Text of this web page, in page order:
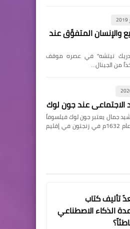
والإنسان المتفوِّق عند
نيتشه" في عصره موقف
من الجينال…
الاجتماعي عند جون لوك
جمال يعتبر جون لوك فيلسوفاً
تجريبياً ومفكّراً سياسياً، ولد في عام 1632م في زنجتون في إقليم
تأليف كتاب
الذكاء الاصطناعي